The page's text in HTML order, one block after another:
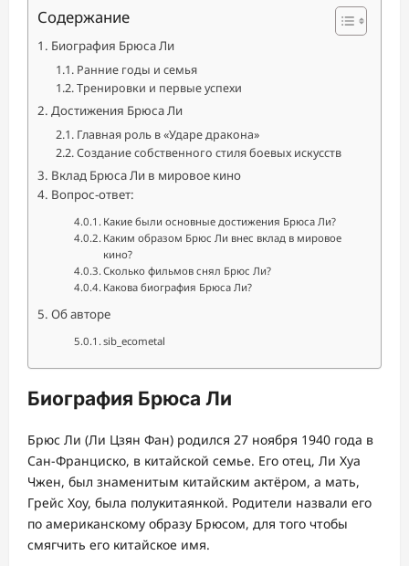
Содержание
Биография Брюса Ли
Ранние годы и семья
Тренировки и первые успехи
Достижения Брюса Ли
Главная роль в «Ударе дракона»
Создание собственного стиля боевых искусств
Вклад Брюса Ли в мировое кино
Вопрос-ответ:
Какие были основные достижения Брюса Ли?
Каким образом Брюс Ли внес вклад в мировое
кино?
Сколько фильмов снял Брюс Ли?
Какова биография Брюса Ли?
Об авторе
sib_ecometal
Биография Брюса Ли
Брюс Ли (Ли Цзян Фан) родился 27 ноября 1940 года в
Сан-Франциско, в китайской семье. Его отец, Ли Хуа
Чжен, был знаменитым китайским актёром, а мать,
Грейс Хоу, была полукитаянкой. Родители назвали его
по американскому образу Брюсом, для того чтобы
смягчить его китайское имя.